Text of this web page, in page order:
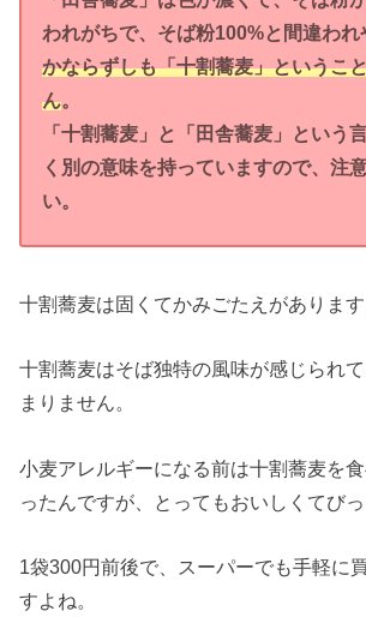
われがちで、そば粉100%と間違われ
かならずしも「十割蕎麦」というこ
ん。
「十割蕎麦」と「田舎蕎麦」という
く別の意味を持っていますので、注
い。
十割蕎麦は固くてかみごたえがあります
十割蕎麦はそば独特の風味が感じられ
まりません。
小麦アレルギーになる前は十割蕎麦を
ったんですが、とってもおいしくてびっ
1袋300円前後で、スーパーでも手軽に
すよね。